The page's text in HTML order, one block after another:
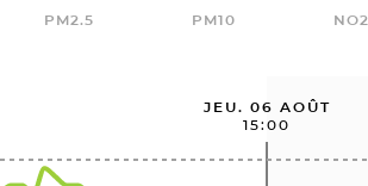
PM2.5 PM10 NO2
JEU. 06 AOÛT
15:00